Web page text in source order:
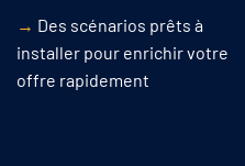
→ Des scénarios prêts à
installer pour enrichir votre
offre rapidement